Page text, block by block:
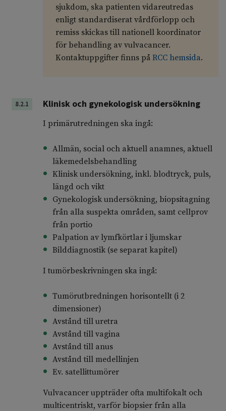
sjukdom, ska patienten vidareutredas
enligt standardiserat vårdförlopp och
remiss skickas till nationell koordinator
för behandling av vulvacancer.
Kontaktuppgifter finns på RCC hemsida.
8.2.1 Klinisk och gynekologisk undersökning
I primärutredningen ska ingå:
Allmän, social och aktuell anamnes, aktuell
läkemedelsbehandling
Klinisk undersökning, inkl. blodtryck, puls,
längd och vikt
Gynekologisk undersökning, biopsitagning
från alla suspekta områden, samt cellprov
från portio
Palpation av lymfkörtlar i ljumskar
Bilddiagnostik (se separat kapitel)
I tumörbeskrivningen ska ingå:
Tumörutbredningen horisontellt (i 2
dimensioner)
Avstånd till uretra
Avstånd till vagina
Avstånd till anus
Avstånd till medellinjen
Ev. satellittumörer
Vulvacancer uppträder ofta multifokalt och
multicentriskt, varför biopsier från alla